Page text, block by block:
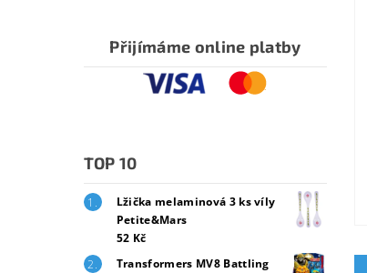
Přijímáme online platby
TOP 10
Lžička melaminová 3 ks víly
Petite&Mars
52 Kč
Transformers MV8 Battling